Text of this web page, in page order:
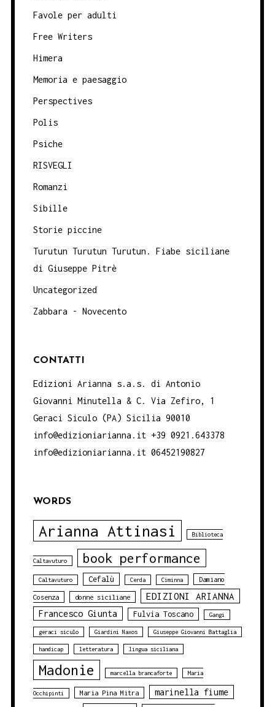
Favole per adulti
Free Writers
Himera
Memoria e paesaggio
Perspectives
Polis
Psiche
RISVEGLI
Romanzi
Sibille
Storie piccine
Turutun Turutun Turutun. Fiabe siciliane
di Giuseppe Pitrè
Uncategorized
Zabbara - Novecento
CONTATTI
Edizioni Arianna s.a.s. di Antonio
Giovanni Minutella & C. Via Zefiro, 1
Geraci Siculo (PA) Sicilia 90010
info@edizioniarianna.it +39 0921.643378
info@edizioniarianna.it 06452190827
WORDS
Arianna Attinasi Biblioteca
Caltavuturo book performance
Caltavuturo Cefalù Cerda Ciminna Damiano
Cosenza donne siciliane EDIZIONI ARIANNA
Francesco Giunta Fulvia Toscano Gangi
geraci siculo Giardini Naxos Giuseppe Giovanni Battaglia
handicap letteratura lingua siciliana
Madonie marcella brancaforte Maria
Occhipinti Maria Pina Mitra marinella fiume